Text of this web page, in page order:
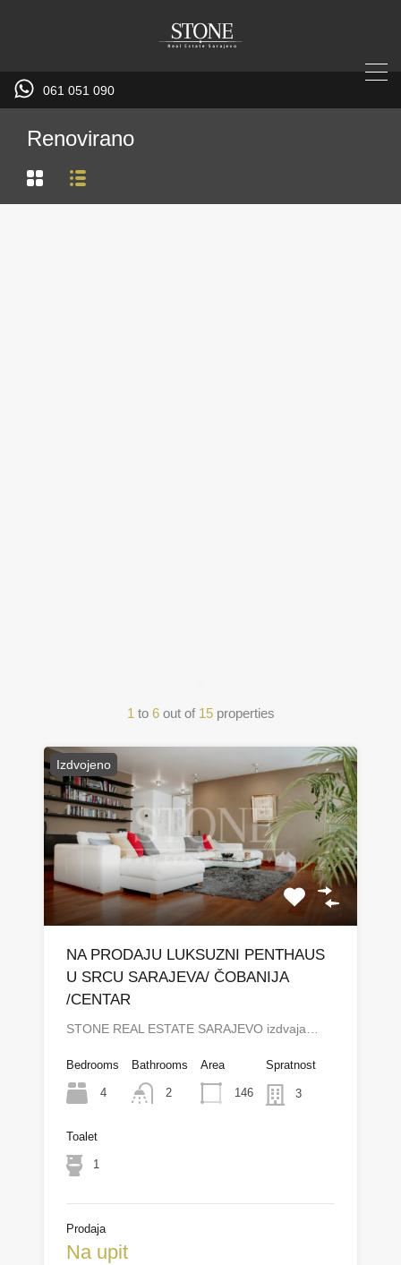
061 051 090
Renovirano
1 to 6 out of 15 properties
Izdvojeno
NA PRODAJU LUKSUZNI PENTHAUS
U SRCU SARAJEVA/ ČOBANIJA
/CENTAR
STONE REAL ESTATE SARAJEVO izdvaja…
Bedrooms
4
Bathrooms
2
Area
146
Spratnost
3
Toalet
1
Prodaja
Na upit